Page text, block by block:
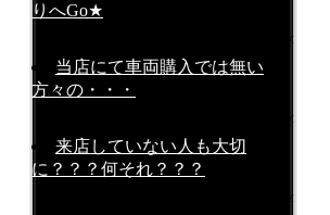
りへGo★
2026-05-10 at 15:15PM
当店にて車両購入では無い
方々の・・・
2026-05-07 at 11:11AM
来店していない人も大切
に？？？何それ？？？
2026-04-25 at 16:16PM